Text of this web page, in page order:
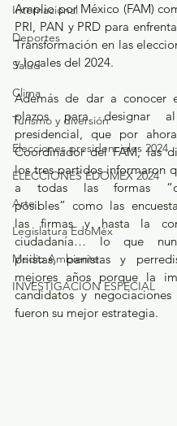
Internacional
Deportes
Salud
Clima
Turismo y diversión
Elecciones presidenciales 2024
ELECCIONES EDOMEX 2024
Arte
Legislatura EdoMéx
Medio Ambiente
INVESTIGACIÓN ESPECIAL
Amplio por México (FAM)
PRI, PAN y PRD para
Transformación en las
y locales del 2024.
Además de dar a conocer
plazos para designar
presidencial, que por
Coordinador del FAM, las
los tres partidos informaron
a todas las formas
posibles” como las
las firmas y hasta la
ciudadanía… lo que
priistas, panistas y
mejores años porque la
candidatos y
fueron su mejor estrategia.